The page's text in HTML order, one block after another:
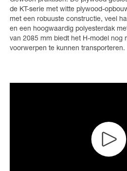
de KT-serie met witte plywood-
met een robuuste constructie, veel
en een hoogwaardig polyesterdak
van 2085 mm biedt het H-model nog
voorwerpen te kunnen transporteren.